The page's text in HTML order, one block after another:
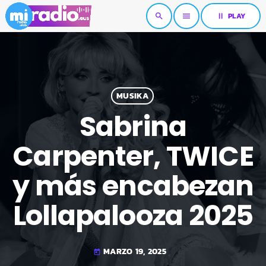
search menu pause PLAY
MUSIKA
Sabrina
Carpenter, TWICE
y más encabezan
Lollapalooza 2025
today MARZO 19, 2025